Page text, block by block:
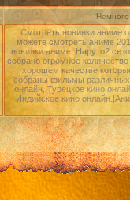
Смотреть новинки аниме
можете смотреть аниме
новинки аниме: Наруто2
собрано огромное
хорошем качестве
собраны фильмы различных
онлайн, Турецкое кино
Индийское кино